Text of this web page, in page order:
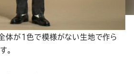
ー
ツ
ー
ツ
ツ
体が1色で模様がない生地で作ら
。